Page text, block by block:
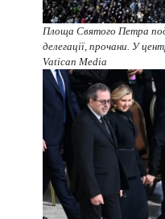
Площа Святого Петра
делегації, прочани. У
Vatican Media